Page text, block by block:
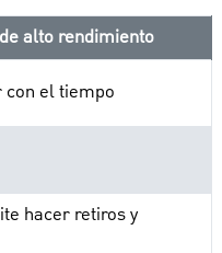
alto rendimiento
con el tiempo
hacer retiros y